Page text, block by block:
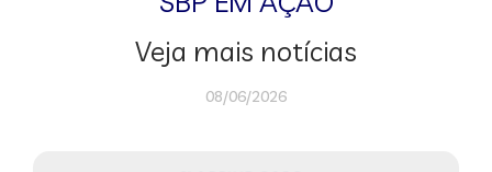
Veja mais notícias
08/06/2026